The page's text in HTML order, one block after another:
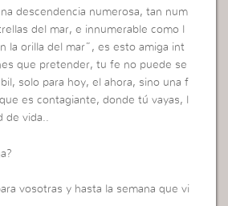
descendencia numerosa, tan num
del mar, e innumerable como l
la orilla del mar”, es esto amiga int
que pretender, tu fe no puede se
solo para hoy, el ahora, sino una f
es contagiante, donde tú vayas, l
de vida..
vosotras y hasta la semana que vi